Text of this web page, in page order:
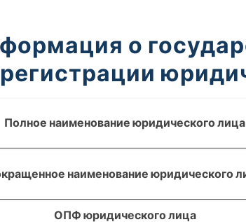
о
Полное наименование юридического лица
наименование юридического
ОПФ юридического лица